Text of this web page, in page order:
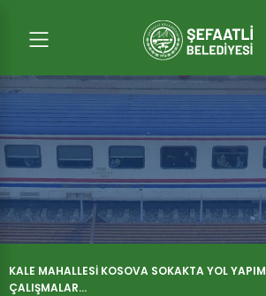
KALE MAHALLESI KOSOVA SOKAKTA YOL YAPIM
ÇALIŞMALAR...